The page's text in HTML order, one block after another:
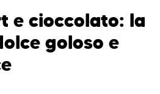
e cioccolato: la
goloso e